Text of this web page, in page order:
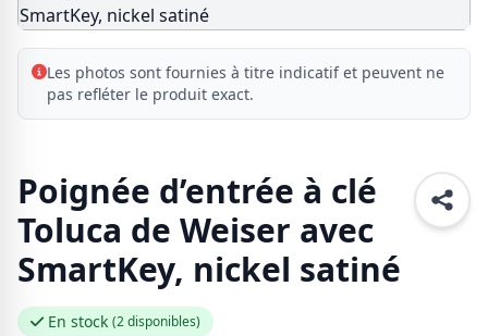
Les photos sont fournies à titre indicatif et peuvent ne
pas refléter le produit exact.
Poignée d’entrée à clé
Toluca de Weiser avec
SmartKey, nickel satiné
En stock (2 disponibles)